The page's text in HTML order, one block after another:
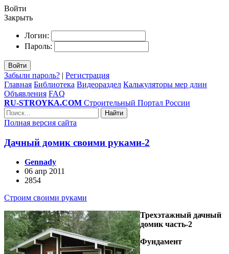
Войти
Закрыть
Логин:
Пароль:
Войти
Забыли пароль? | Регистрация
Главная Библиотека Видеораздел Калькуляторы мер длин
Объявления FAQ
RU-STROYKA.COM Строительный Портал России
Найти
Полная версия сайта
Дачный домик своими руками-2
Gennady
06 апр 2011
2854
Строим своими руками
Трехэтажный дачный
домик часть-2
Фундамент